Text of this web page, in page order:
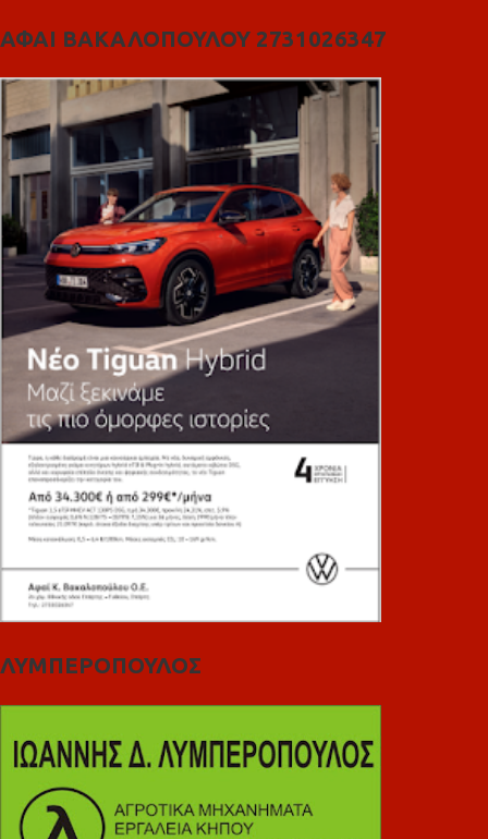
ΑΦΑΙ ΒΑΚΑΛΟΠΟΥΛΟΥ 2731026347
ΛΥΜΠΕΡΟΠΟΥΛΟΣ